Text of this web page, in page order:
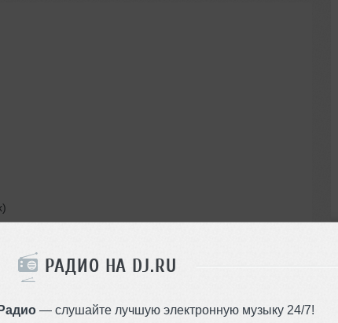
РАДИО НА DJ.RU
— слушайте лучшую электронную музыку 24/7!